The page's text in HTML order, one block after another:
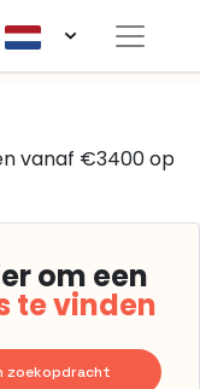
vanaf €3400 op
om een
te vinden
zoekopdracht